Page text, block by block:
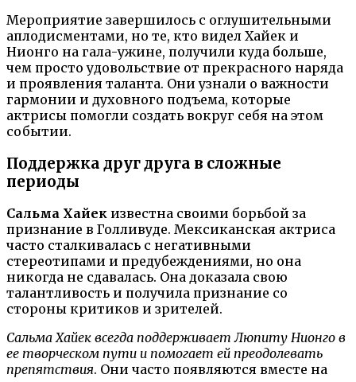
Мероприятие завершилось с оглушительными
аплодисментами, но те, кто видел Хайек и
Нионго на гала-ужине, получили куда больше,
чем просто удовольствие от прекрасного наряда
и проявления таланта. Они узнали о важности
гармонии и духовного подъема, которые
актрисы помогли создать вокруг себя на этом
событии.
Поддержка друг друга в сложные
периоды
Сальма Хайек известна своими борьбой за
признание в Голливуде. Мексиканская актриса
часто сталкивалась с негативными
стереотипами и предубеждениями, но она
никогда не сдавалась. Она доказала свою
талантливость и получила признание со
стороны критиков и зрителей.
Сальма Хайек всегда поддерживает Люпиту Нионго в
ее творческом пути и помогает ей преодолевать
препятствия. Они часто появляются вместе на